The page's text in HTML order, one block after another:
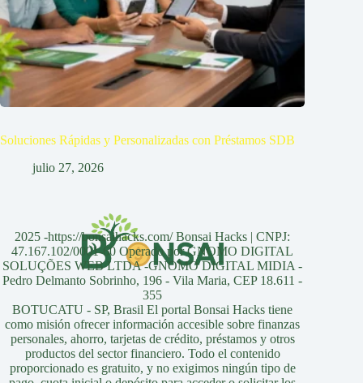
Soluciones Rápidas y Personalizadas con Préstamos SDB
julio 27, 2026
2025 -https://bonsaihacks.com/ Bonsai Hacks | CNPJ:
47.167.102/0001-60 Operado por GNOMO DIGITAL
SOLUÇÕES WEB LTDA -GNOMO DIGITAL MIDIA -
Pedro Delmanto Sobrinho, 196 - Vila Maria, CEP 18.611 -
355
BOTUCATU - SP, Brasil El portal Bonsai Hacks tiene
como misión ofrecer información accesible sobre finanzas
personales, ahorro, tarjetas de crédito, préstamos y otros
productos del sector financiero. Todo el contenido
proporcionado es gratuito, y no exigimos ningún tipo de